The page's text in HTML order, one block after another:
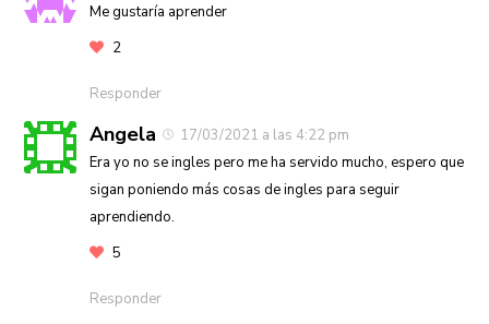
Me gustaría aprender
2
Responder
Angela
17/03/2021 a las 4:22 pm
Era yo no se ingles pero me ha servido mucho, espero que
sigan poniendo más cosas de ingles para seguir
aprendiendo.
5
Responder